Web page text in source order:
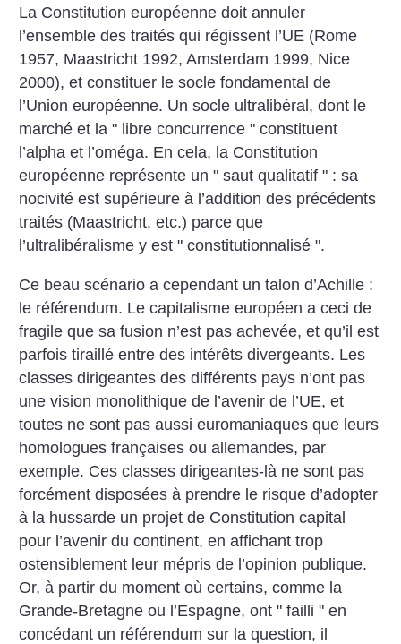
La Constitution européenne doit annuler
l’ensemble des traités qui régissent l’UE (Rome
1957, Maastricht 1992, Amsterdam 1999, Nice
2000), et constituer le socle fondamental de
l’Union européenne. Un socle ultralibéral, dont le
marché et la " libre concurrence " constituent
l’alpha et l’oméga. En cela, la Constitution
européenne représente un " saut qualitatif " : sa
nocivité est supérieure à l’addition des précédents
traités (Maastricht, etc.) parce que
l’ultralibéralisme y est " constitutionnalisé ".
Ce beau scénario a cependant un talon d’Achille :
le référendum. Le capitalisme européen a ceci de
fragile que sa fusion n’est pas achevée, et qu’il est
parfois tiraillé entre des intérêts divergeants. Les
classes dirigeantes des différents pays n’ont pas
une vision monolithique de l’avenir de l’UE, et
toutes ne sont pas aussi euromaniaques que leurs
homologues françaises ou allemandes, par
exemple. Ces classes dirigeantes-là ne sont pas
forcément disposées à prendre le risque d’adopter
à la hussarde un projet de Constitution capital
pour l’avenir du continent, en affichant trop
ostensiblement leur mépris de l’opinion publique.
Or, à partir du moment où certains, comme la
Grande-Bretagne ou l’Espagne, ont " failli " en
concédant un référendum sur la question, il